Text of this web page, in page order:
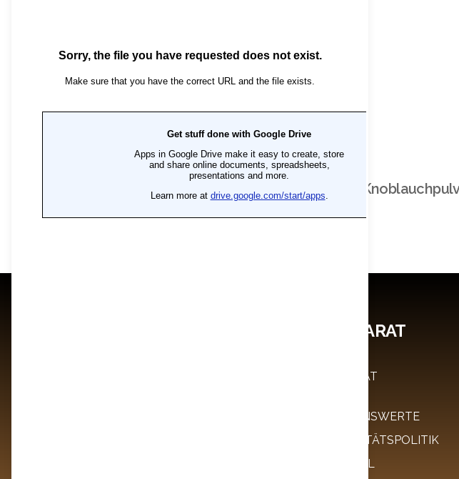
Ähnliche Produkte
Kurkuma-Korn
TUFAN BAHARAT
TUFAN BAHARAT
UNTERNEHMENSWERTE
UNSERE QUALITÄTSPOLITIK
İNTERNATİONAL